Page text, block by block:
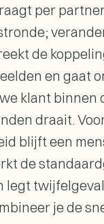
per
de
en gaat
klant binnen
draait.
blijft een
de
legt
je de